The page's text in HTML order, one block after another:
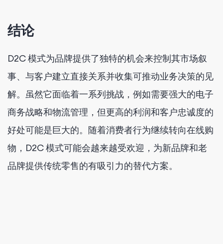
结论
D2C 模式为品牌提供了独特的机会来控制其市场叙
事、与客户建立直接关系并收集可推动业务决策的见
解。虽然它面临着一系列挑战，例如需要强大的电子
商务战略和物流管理，但更高的利润和客户忠诚度的
好处可能是巨大的。随着消费者行为继续转向在线购
物，D2C 模式可能会越来越受欢迎，为新品牌和老
品牌提供传统零售的有吸引力的替代方案。